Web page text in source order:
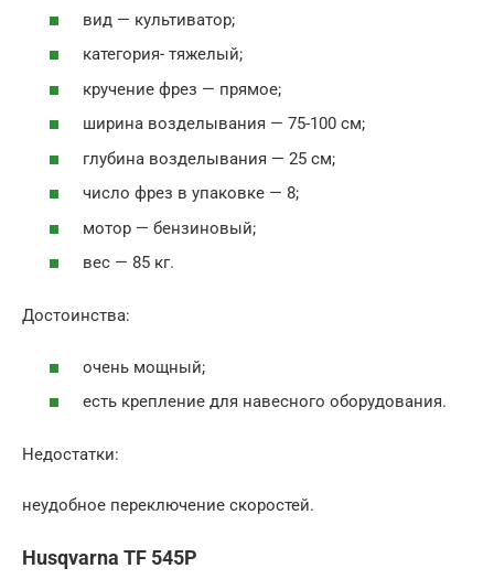
вид — культиватор;
категория- тяжелый;
кручение фрез — прямое;
ширина возделывания — 75-100 см;
глубина возделывания — 25 см;
число фрез в упаковке — 8;
мотор — бензиновый;
вес — 85 кг.
Достоинства:
очень мощный;
есть крепление для навесного оборудования.
Недостатки:
неудобное переключение скоростей.
Husqvarna TF 545P